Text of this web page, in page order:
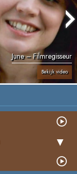
June – Filmregisseur
Bekijk video